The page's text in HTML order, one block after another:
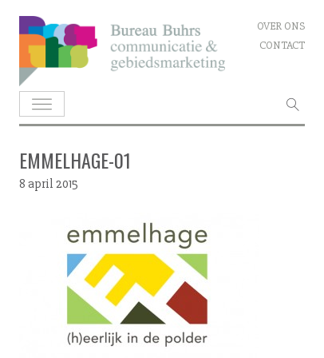
Skip
to
content
OVER ONS
CONTACT
EMMELHAGE-01
8 april 2015